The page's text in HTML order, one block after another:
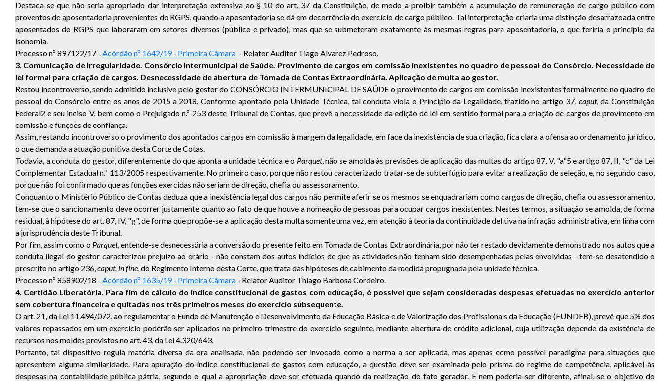
Destaca-se que não seria apropriado dar interpretação extensiva ao § 10 do art. 37 da Constituição, de modo a proibir também a acumulação de remuneração de cargo público com
proventos de aposentadoria provenientes do RGPS, quando a aposentadoria se dá em decorrência do exercício de cargo público. Tal interpretação criaria uma distinção desarrazoada entre
aposentados do RGPS que laboraram em setores diversos (público e privado), mas que se submeteram exatamente às mesmas regras para aposentadoria, o que feriria o princípio da
isonomia.
Processo nº 897122/17 - Acórdão nº 1642/19 - Primeira Câmara - Relator Auditor Tiago Alvarez Pedroso.
3. Comunicação de Irregularidade. Consórcio Intermunicipal de Saúde. Provimento de cargos em comissão inexistentes no quadro de pessoal do Consórcio. Necessidade de
lei formal para criação de cargos. Desnecessidade de abertura de Tomada de Contas Extraordinária. Aplicação de multa ao gestor.
Restou incontroverso, sendo admitido inclusive pelo gestor do CONSÓRCIO INTERMUNICIPAL DE SAÚDE o provimento de cargos em comissão inexistentes formalmente no quadro de
pessoal do Consórcio entre os anos de 2015 a 2018. Conforme apontado pela Unidade Técnica, tal conduta viola o Princípio da Legalidade, trazido no artigo 37, caput, da Constituição
Federal2 e seu inciso V, bem como o Prejulgado n.º 253 deste Tribunal de Contas, que prevê a necessidade da edição de lei em sentido formal para a criação de cargos de provimento em
comissão e funções de confiança.
Assim, restando incontroverso o provimento dos apontados cargos em comissão à margem da legalidade, em face da inexistência de sua criação, fica clara a ofensa ao ordenamento jurídico,
o que demanda a atuação punitiva desta Corte de Cotas.
Todavia, a conduta do gestor, diferentemente do que aponta a unidade técnica e o Parquet, não se amolda às previsões de aplicação das multas do artigo 87, V, "a"5 e artigo 87, II, "c" da Lei
Complementar Estadual n.º 113/2005 respectivamente. No primeiro caso, porque não restou caracterizado tratar-se de subterfúgio para evitar a realização de seleção, e, no segundo caso,
porque não foi confirmado que as funções exercidas não seriam de direção, chefia ou assessoramento.
Conquanto o Ministério Público de Contas deduza que a inexistência legal dos cargos não permite aferir se os mesmos se enquadrariam como cargos de direção, chefia ou assessoramento,
tem-se que o sancionamento deve ocorrer justamente quanto ao fato de que houve a nomeação de pessoas para ocupar cargos inexistentes. Nestes termos, a situação se amolda, de forma
residual, à hipótese do art. 87, IV, "g", de forma que propõe-se a aplicação desta multa somente uma vez, em atenção à teoria da continuidade delitiva na infração administrativa, em linha com
a jurisprudência deste Tribunal.
Por fim, assim como o Parquet, entende-se desnecessária a conversão do presente feito em Tomada de Contas Extraordinária, por não ter restado devidamente demonstrado nos autos que a
conduta ilegal do gestor caracterizou prejuízo ao erário - não constam dos autos indícios de que as atividades não tenham sido desempenhadas pelas envolvidas - tem-se desatendido o
prescrito no artigo 236,caput, in fine, do Regimento Interno desta Corte, que trata das hipóteses de cabimento da medida propugnada pela unidade técnica.
Processo nº 858902/18 - Acórdão nº 1635/19 - Primeira Câmara - Relator Auditor Thiago Barbosa Cordeiro.
4. Certidão Liberatória. Para fim de cálculo do índice constitucional de gastos com educação, é possível que sejam consideradas despesas efetuadas no exercício anterior
sem cobertura financeira e quitadas nos três primeiros meses do exercício subsequente.
O art. 21, da Lei 11.494/072, ao regulamentar o Fundo de Manutenção e Desenvolvimento da Educação Básica e de Valorização dos Profissionais da Educação (FUNDEB), prevê que 5% dos
valores repassados em um exercício poderão ser aplicados no primeiro trimestre do exercício seguinte, mediante abertura de crédito adicional, cuja utilização depende da existência de
recursos nos moldes previstos no art. 43, da Lei 4.320/643.
Portanto, tal dispositivo regula matéria diversa da ora analisada, não podendo ser invocado como a norma a ser aplicada, mas apenas como possível paradigma para situações que
apresentem alguma similaridade. Para apuração do índice constitucional de gastos com educação, a questão deve ser examinada pelo prisma do regime de competência, aplicável às
despesas na contabilidade pública pátria, segundo o qual a apropriação deve ser efetuada quando da realização do fato gerador. E nem poderia ser diferente, afinal, se o objetivo do